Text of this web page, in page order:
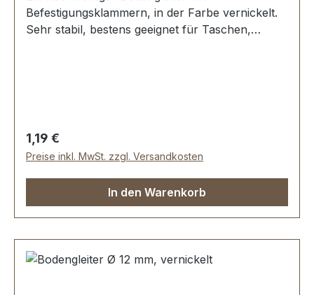
Befestigungsklammern, in der Farbe vernickelt.
Sehr stabil, bestens geeignet für Taschen,
Regulärer Preis:
1,19 €
Preise inkl. MwSt. zzgl. Versandkosten
In den Warenkorb